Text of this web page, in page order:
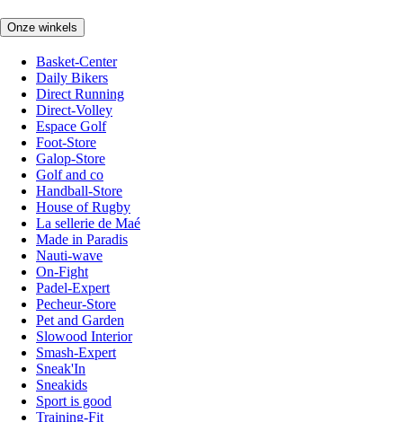
Onze winkels
Basket-Center
Daily Bikers
Direct Running
Direct-Volley
Espace Golf
Foot-Store
Galop-Store
Golf and co
Handball-Store
House of Rugby
La sellerie de Maé
Made in Paradis
Nauti-wave
On-Fight
Padel-Expert
Pecheur-Store
Pet and Garden
Slowood Interior
Smash-Expert
Sneak'In
Sneakids
Sport is good
Training-Fit